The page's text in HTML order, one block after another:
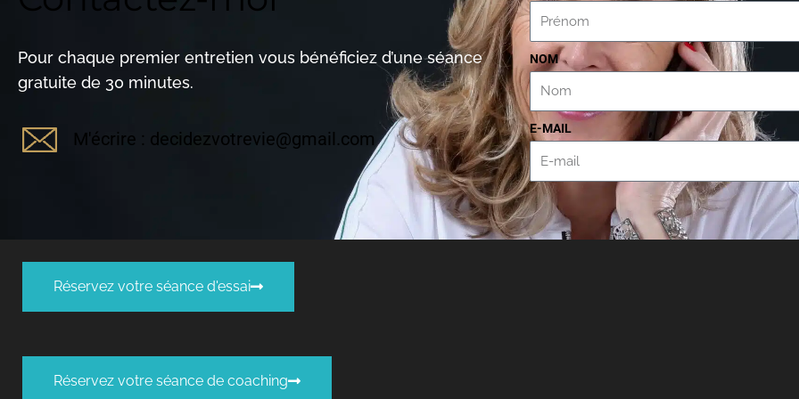
Pour chaque premier entretien vous bénéficiez d’une séance
gratuite de 30 minutes.
M'écrire : decidezvotrevie@gmail.com
NOM
E-MAIL
Réservez votre séance d'essai
Réservez votre séance de coaching